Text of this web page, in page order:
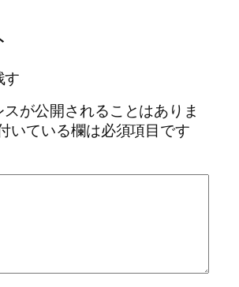
す
が公開されることはありま
いている欄は必須項目です